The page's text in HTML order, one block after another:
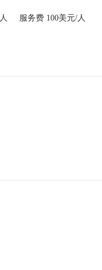
服务费 100美元/人